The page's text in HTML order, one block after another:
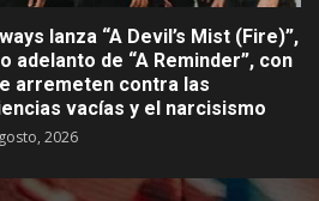
lanza “A Devil’s Mist (Fire)”,
adelanto de “A Reminder”, con
arremeten contra las
vacías y el narcisismo
2026